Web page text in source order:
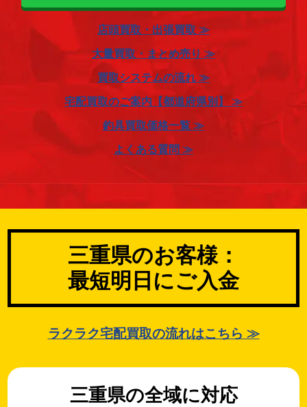
店頭買取・出張買取 ≫
大量買取・まとめ売り ≫
買取システムの流れ ≫
宅配買取のご案内【都道府県別】 ≫
釣具買取価格一覧 ≫
よくある質問 ≫
三重県のお客様：
最短明日にご入金
ラクラク宅配買取の流れはこちら ≫
三重県の全域に対応